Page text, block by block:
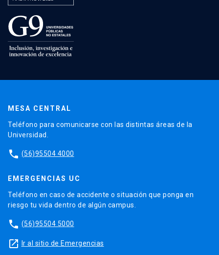
MESA CENTRAL
Teléfono para comunicarse con las distintas áreas de la
Universidad.
phone (56)95504 4000
EMERGENCIAS UC
Teléfono en caso de accidente o situación que ponga en
riesgo tu vida dentro de algún campus.
phone (56)95504 5000
launch Ir al sitio de Emergencias